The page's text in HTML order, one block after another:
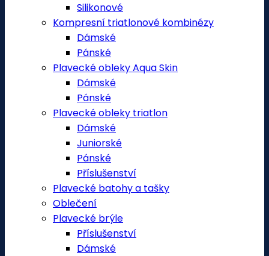
Silikonové
Kompresní triatlonové kombinézy
Dámské
Pánské
Plavecké obleky Aqua Skin
Dámské
Pánské
Plavecké obleky triatlon
Dámské
Juniorské
Pánské
Příslušenství
Plavecké batohy a tašky
Oblečení
Plavecké brýle
Příslušenství
Dámské